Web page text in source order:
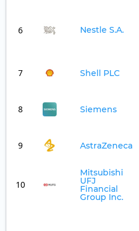
6 Nestle S.A.
7 Shell PLC
8 Siemens
9 AstraZeneca
10
Mitsubishi
UFJ
Financial
Group Inc.